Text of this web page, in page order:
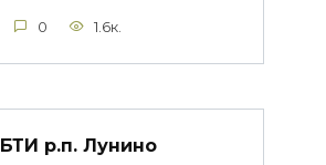
0 1.6к.
БТИ р.п. Лунино